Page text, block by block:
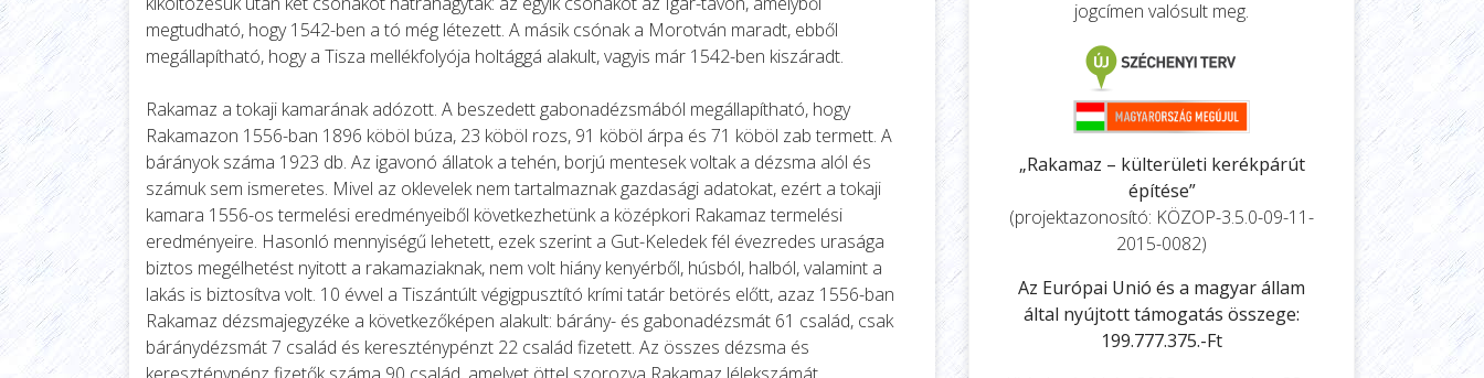
megtudható, hogy 1542-ben a tó még létezett. A másik csónak a Morotván maradt, ebből
megállapítható, hogy a Tisza mellékfolyója holtággá alakult, vagyis már 1542-ben kiszáradt.
Rakamaz a tokaji kamarának adózott. A beszedett gabonadézsmából megállapítható, hogy
Rakamazon 1556-ban 1896 köböl búza, 23 köböl rozs, 91 köböl árpa és 71 köböl zab termett. A
bárányok száma 1923 db. Az igavonó állatok a tehén, borjú mentesek voltak a dézsma alól és
számuk sem ismeretes. Mivel az oklevelek nem tartalmaznak gazdasági adatokat, ezért a tokaji
kamara 1556-os termelési eredményeiből következhetünk a középkori Rakamaz termelési
eredményeire. Hasonló mennyiségű lehetett, ezek szerint a Gut-Keledek fél évezredes urasága
biztos megélhetést nyitott a rakamaziaknak, nem volt hiány kenyérből, húsból, halból, valamint a
lakás is biztosítva volt. 10 évvel a Tiszántúlt végigpusztító krími tatár betörés előtt, azaz 1556-ban
Rakamaz dézsmajegyzéke a következőképen alakult: bárány- és gabonadézsmát 61 család, csak
báránydézsmát 7 család és kereszténypénzt 22 család fizetett. Az összes dézsma és
jogcímen valósult meg.
„Rakamaz – külterületi kerékpárút
építése”
(projektazonosító: KÖZOP-3.5.0-09-11-
2015-0082)
Az Európai Unió és a magyar állam
által nyújtott támogatás összege:
199.777.375.-Ft